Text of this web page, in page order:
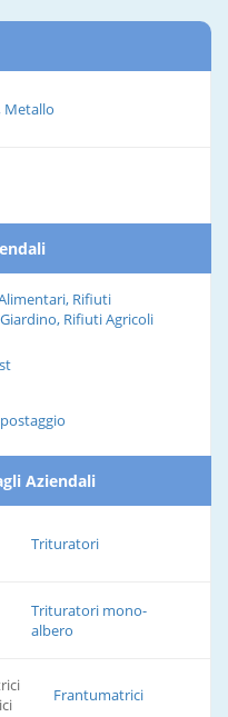
Metallo
Rifiuti
Rifiuti Agricoli
Aziendali
Trituratori
Trituratori mono-
albero
Frantumatrici